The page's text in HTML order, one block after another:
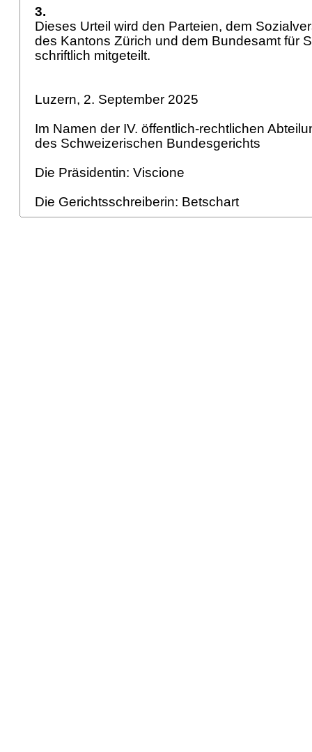
3.
Dieses Urteil wird den Parteien, dem
des Kantons Zürich und dem Bundesamt für
schriftlich mitgeteilt.
Luzern, 2. September 2025
Im Namen der IV. öffentlich-rechtlichen
des Schweizerischen Bundesgerichts
Die Präsidentin: Viscione
Die Gerichtsschreiberin: Betschart